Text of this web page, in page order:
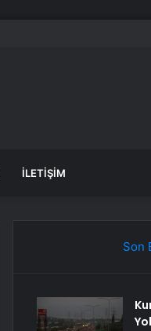
İLETIŞIM
Son